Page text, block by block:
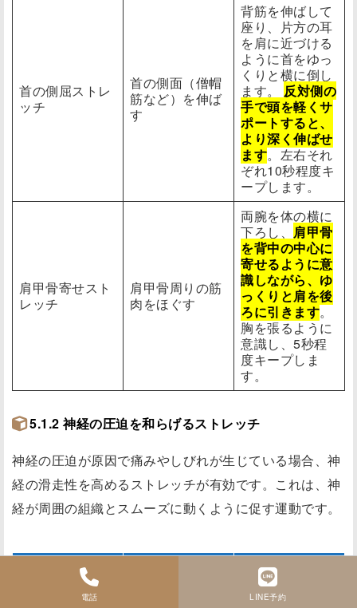
首の側屈ストレ
ッチ
首の側面（僧帽
筋など）を伸ば
す
背筋を伸ばして
座り、片方の耳
を肩に近づける
ように首をゆっ
くりと横に倒し
ます。 反対側の
手で頭を軽くサ
ポートすると、
より深く伸ばせ
ます。左右それ
ぞれ10秒程度キ
ープします。
肩甲骨寄せスト
レッチ
肩甲骨周りの筋
肉をほぐす
両腕を体の横に
下ろし、 肩甲骨
を背中の中心に
寄せるように意
識しながら、ゆ
っくりと肩を後
ろに引きます。
胸を張るように
意識し、5秒程
度キープしま
す。
5.1.2 神経の圧迫を和らげるストレッチ
神経の圧迫が原因で痛みやしびれが生じている場合、神
経の滑走性を高めるストレッチが有効です。これは、神
経が周囲の組織とスムーズに動くように促す運動です。
ストレッチの種
方法
電話 LINE予約